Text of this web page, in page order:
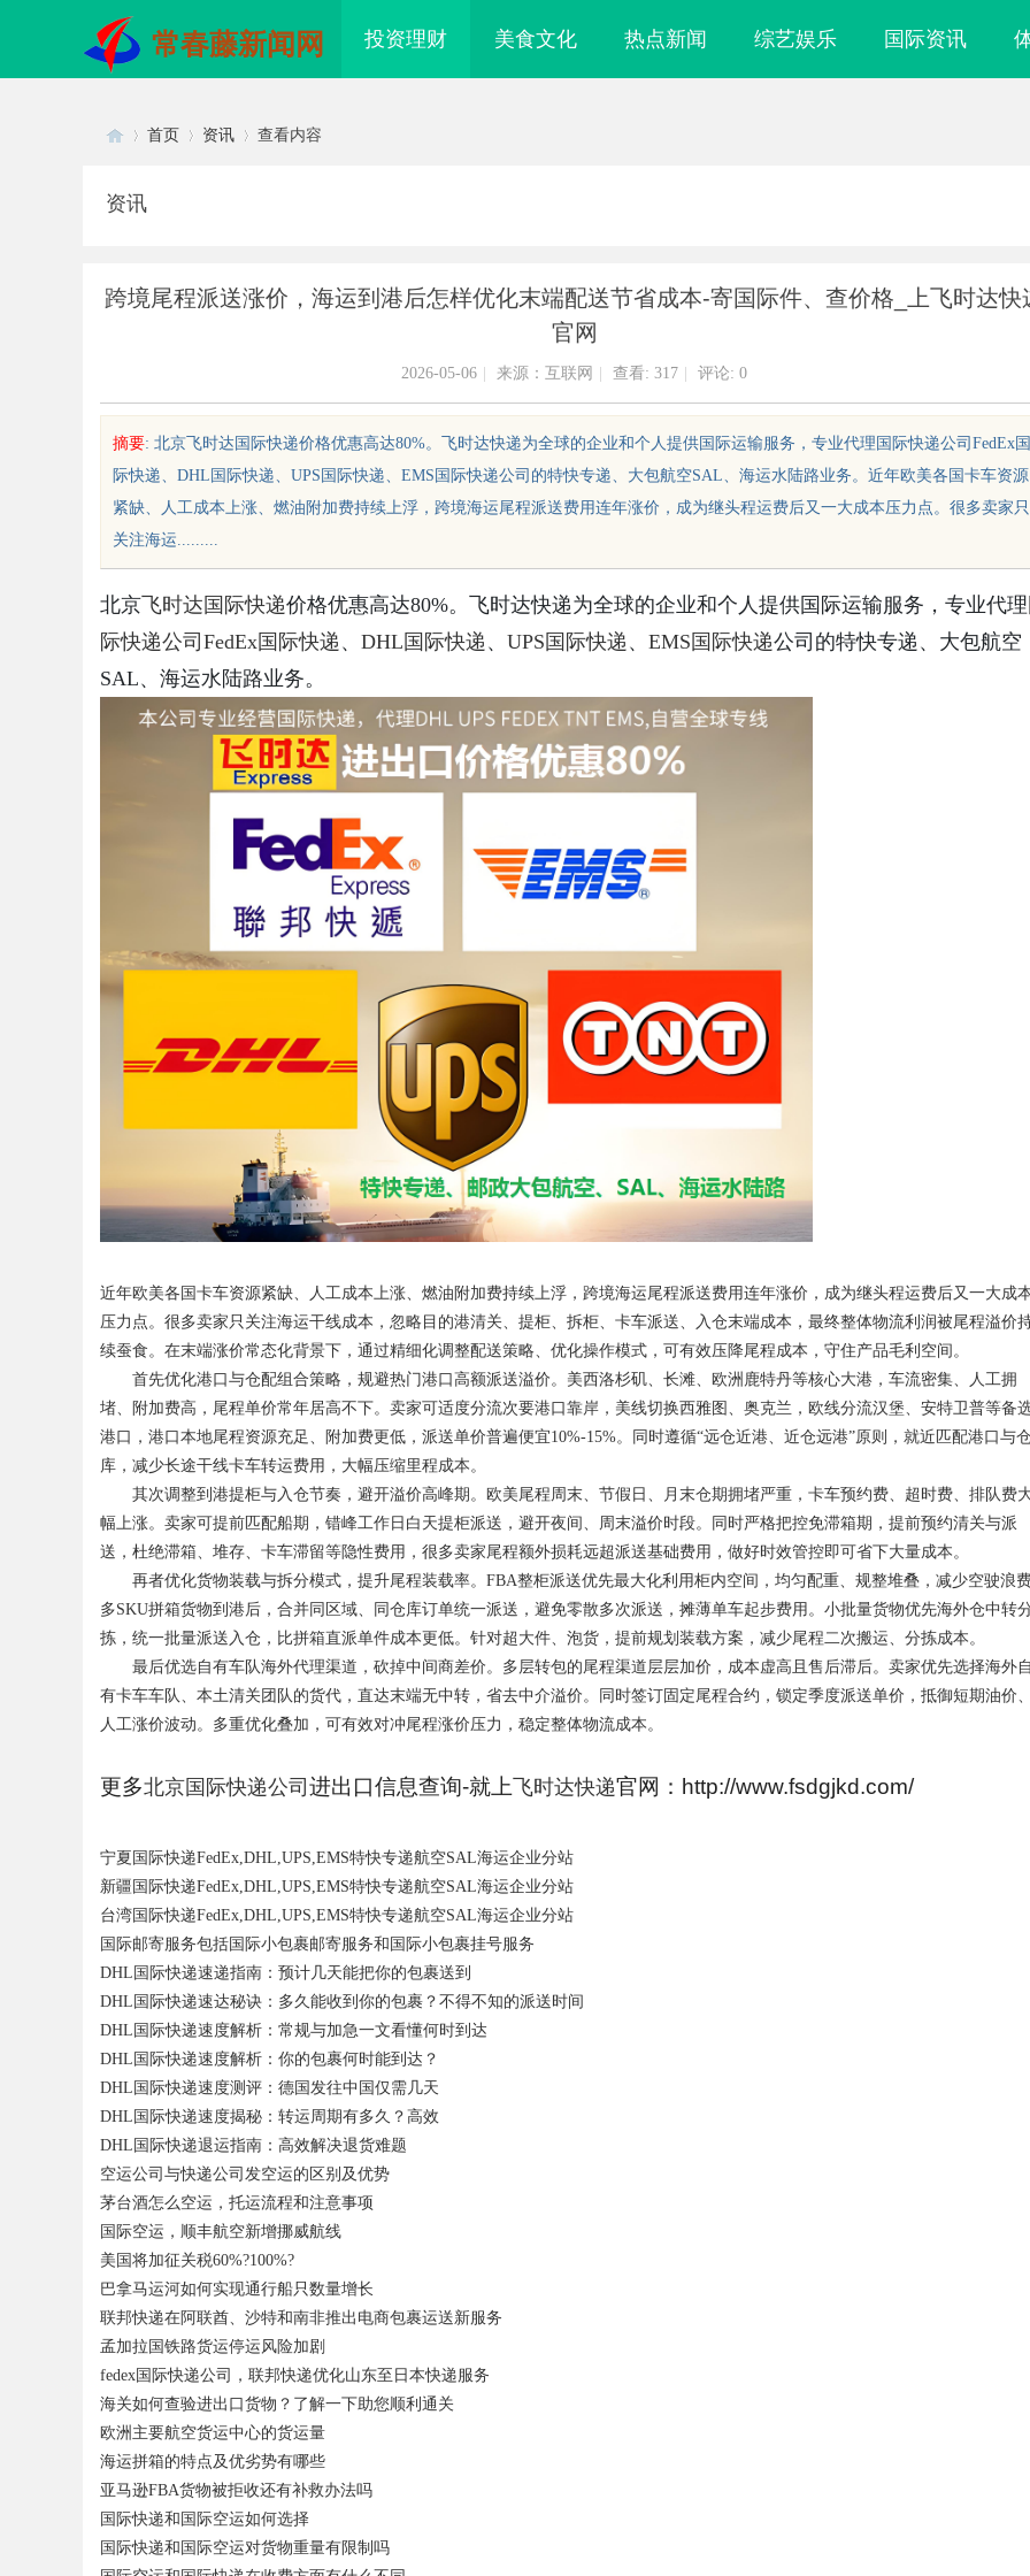
常春藤新闻网 投资理财 美食文化 热点新闻 综艺娱乐 国际资讯
uz
d
首页 资讯 查看内容
资讯
跨境尾程派送涨价，海运到港后怎样优化末端配送节省成本-寄国际件、查价格_上飞时达快
官网
2026-05-06 来源：互联网 查看: 317 评论: 0
摘要: 北京飞时达国际快递价格优惠高达80%。飞时达快递为全球的企业和个人提供国际运输服务，专业代理国际快递公司FedEx国
际快递、DHL国际快递、UPS国际快递、EMS国际快递公司的特快专递、大包航空SAL、海运水陆路业务。近年欧美各国卡车资源
紧缺、人工成本上涨、燃油附加费持续上浮，跨境海运尾程派送费用连年涨价，成为继头程运费后又一大成本压力点。很多卖家只
关注海运.........
北京 飞时达 国际快递价格优惠高达80%。飞时达快递为全球的企业和个人提供国际运输服务，专业代理
际快递公司 FedEx国际快递 、 DHL国际快递 、 UPS国际快递 、 EMS国际快递公司的特快专递、大包航空
SAL、海运水陆路业务。
近年欧美各国卡车资源紧缺、人工成本上涨、燃油附加费持续上浮，跨境海运尾程派送费用连年涨价，成为继头程运费后又一大成
压力点。很多卖家只关注海运干线成本，忽略目的港清关、提柜、拆柜、卡车派送、入仓末端成本，最终整体物流利润被尾程溢价
续蚕食。在末端涨价常态化背景下，通过精细化调整配送策略、优化操作模式，可有效压降尾程成本，守住产品毛利空间。
首先优化港口与仓配组合策略，规避热门港口高额派送溢价。美西洛杉矶、长滩、欧洲鹿特丹等核心大港，车流密集、人工拥
堵、附加费高，尾程单价常年居高不下。卖家可适度分流次要港口靠岸，美线切换西雅图、奥克兰，欧线分流汉堡、安特卫普等备
港口，港口本地尾程资源充足、附加费更低，派送单价普遍便宜10%-15%。同时遵循“远仓近港、近仓远港”原则，就近匹配港口与仓
库，减少长途干线卡车转运费用，大幅压缩里程成本。
其次调整到港提柜与入仓节奏，避开溢价高峰期。欧美尾程周末、节假日、月末仓期拥堵严重，卡车预约费、超时费、排队费
幅上涨。卖家可提前匹配船期，错峰工作日白天提柜派送，避开夜间、周末溢价时段。同时严格把控免滞箱期，提前预约清关与派
送，杜绝滞箱、堆存、卡车滞留等隐性费用，很多卖家尾程额外损耗远超派送基础费用，做好时效管控即可省下大量成本。
再者优化货物装载与拆分模式，提升尾程装载率。FBA整柜派送优先最大化利用柜内空间，均匀配重、规整堆叠，减少空驶浪
多SKU拼箱货物到港后，合并同区域、同仓库订单统一派送，避免零散多次派送，摊薄单车起步费用。小批量货物优先海外仓中转
拣，统一批量派送入仓，比拼箱直派单件成本更低。针对超大件、泡货，提前规划装载方案，减少尾程二次搬运、分拣成本。
最后优选自有车队海外代理渠道，砍掉中间商差价。多层转包的尾程渠道层层加价，成本虚高且售后滞后。卖家优先选择海外自
有卡车车队、本土清关团队的货代，直达末端无中转，省去中介溢价。同时签订固定尾程合约，锁定季度派送单价，抵御短期油价、
人工涨价波动。多重优化叠加，可有效对冲尾程涨价压力，稳定整体物流成本。
更多北京国际快递公司 进出口信息查询-就上飞时达快递官网：http://www.fsdgjkd.com/
宁夏国际快递FedEx,DHL,UPS,EMS特快专递航空SAL海运企业分站
新疆国际快递FedEx,DHL,UPS,EMS特快专递航空SAL海运企业分站
台湾国际快递FedEx,DHL,UPS,EMS特快专递航空SAL海运企业分站
国际邮寄服务包括国际小包裹邮寄服务和国际小包裹挂号服务
DHL国际快递速递指南：预计几天能把你的包裹送到
DHL国际快递速达秘诀：多久能收到你的包裹？不得不知的派送时间
DHL国际快递速度解析：常规与加急一文看懂何时到达
DHL国际快递速度解析：你的包裹何时能到达？
DHL国际快递速度测评：德国发往中国仅需几天
DHL国际快递速度揭秘：转运周期有多久？高效
DHL国际快递退运指南：高效解决退货难题
空运公司与快递公司发空运的区别及优势
茅台酒怎么空运，托运流程和注意事项
国际空运，顺丰航空新增挪威航线
美国将加征关税60%?100%?
巴拿马运河如何实现通行船只数量增长
联邦快递在阿联酋、沙特和南非推出电商包裹运送新服务
孟加拉国铁路货运停运风险加剧
fedex国际快递公司，联邦快递优化山东至日本快递服务
海关如何查验进出口货物？了解一下助您顺利通关
欧洲主要航空货运中心的货运量
海运拼箱的特点及优劣势有哪些
亚马逊FBA货物被拒收还有补救办法吗
国际快递和国际空运如何选择
国际快递和国际空运对货物重量有限制吗
眼镜 上海配眼镜 专业运动耳机怎么选？拆解四大自研 武汉配眼镜 上海配眼镜